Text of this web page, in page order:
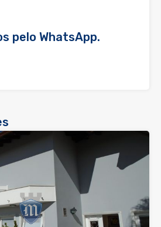
pelo WhatsApp.